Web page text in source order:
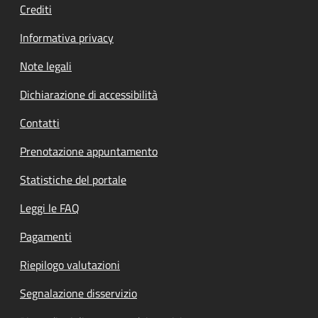
Crediti
Informativa privacy
Note legali
Dichiarazione di accessibilità
Contatti
Prenotazione appuntamento
Statistiche del portale
Leggi le FAQ
Pagamenti
Riepilogo valutazioni
Segnalazione disservizio